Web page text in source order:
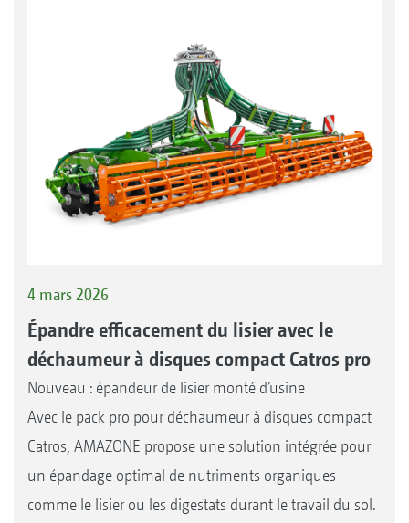
4 mars 2026
Épandre efficacement du lisier avec le
déchaumeur à disques compact Catros pro
Nouveau : épandeur de lisier monté d’usine
Avec le pack pro pour déchaumeur à disques compact
Catros, AMAZONE propose une solution intégrée pour
un épandage optimal de nutriments organiques
comme le lisier ou les digestats durant le travail du sol.